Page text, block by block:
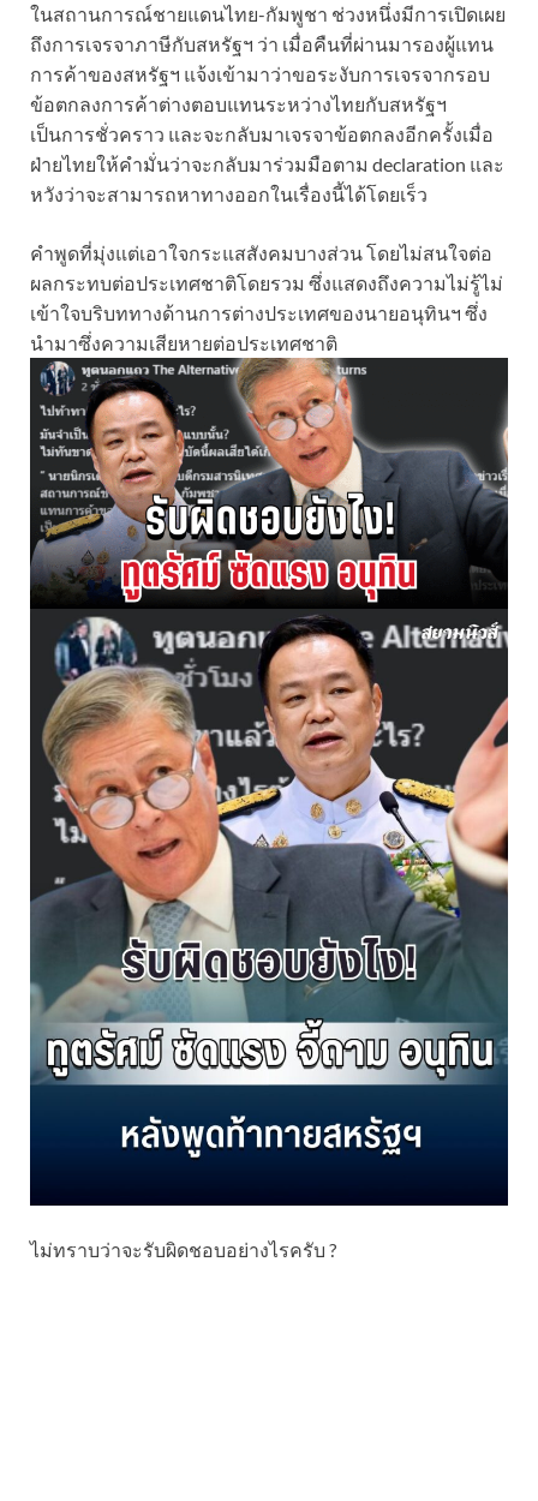
ในสถานการณ์ชายแดนไทย-กัมพูชา ช่วงหนึ่งมีการเปิดเผย
ถึงการเจรจาภาษีกับสหรัฐฯ ว่า เมื่อคืนที่ผ่านมารองผู้แทน
การค้าของสหรัฐฯ แจ้งเข้ามาว่าขอระงับการเจรจากรอบ
ข้อตกลงการค้าต่างตอบแทนระหว่างไทยกับสหรัฐฯ
เป็นการชั่วคราว และจะกลับมาเจรจาข้อตกลงอีกครั้งเมื่อ
ฝ่ายไทยให้คำมั่นว่าจะกลับมาร่วมมือตาม declaration และ
หวังว่าจะสามารถหาทางออกในเรื่องนี้ได้โดยเร็ว
คำพูดที่มุ่งแต่เอาใจกระแสสังคมบางส่วน โดยไม่สนใจต่อ
ผลกระทบต่อประเทศชาติโดยรวม ซึ่งแสดงถึงความไม่รู้ไม่
เข้าใจบริบททางด้านการต่างประเทศของนายอนุทินฯ ซึ่ง
นำมาซึ่งความเสียหายต่อประเทศชาติ
ไม่ทราบว่าจะรับผิดชอบอย่างไรครับ ?